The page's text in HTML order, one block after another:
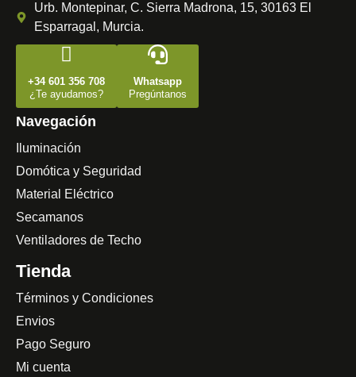
Urb. Montepinar, C. Sierra Madrona, 15, 30163 El
Esparragal, Murcia.
+34 601 356 708
¿Te ayudamos?
Whatsapp
Pregúntanos
Navegación
Iluminación
Domótica y Seguridad
Material Eléctrico
Secamanos
Ventiladores de Techo
Tienda
Términos y Condiciones
Envios
Pago Seguro
Mi cuenta